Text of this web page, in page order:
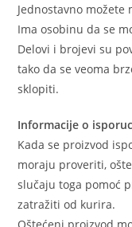
Jednostavno
Ima osobinu da se
Delovi i brojevi su
tako da se veoma
sklopiti.
Informacije o
Kada se proizvod
moraju proveriti,
slučaju toga pomoć
zatražiti od kurira.
Oštećeni proizvod